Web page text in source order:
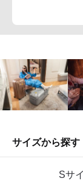
サイズから探す
Sサ